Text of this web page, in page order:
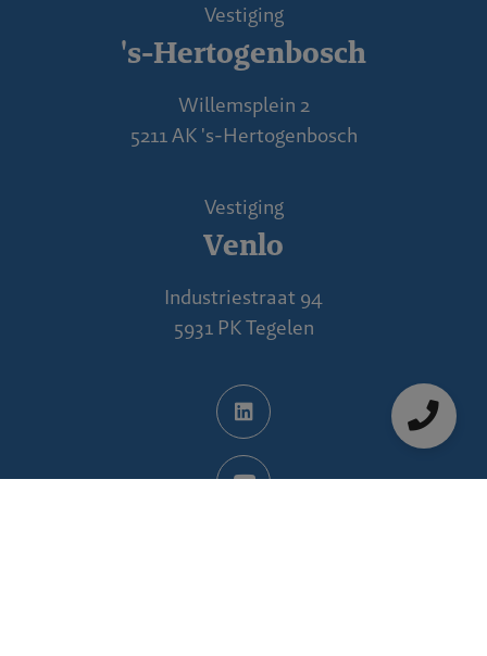
Vestiging
's-Hertogenbosch
Willemsplein 2
5211 AK 's-Hertogenbosch
Vestiging
Venlo
Industriestraat 94
5931 PK Tegelen